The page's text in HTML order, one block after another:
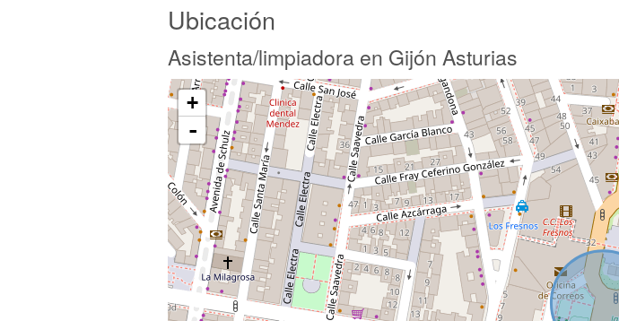
Ubicación
Asistenta/limpiadora en Gijón Asturias
+
-